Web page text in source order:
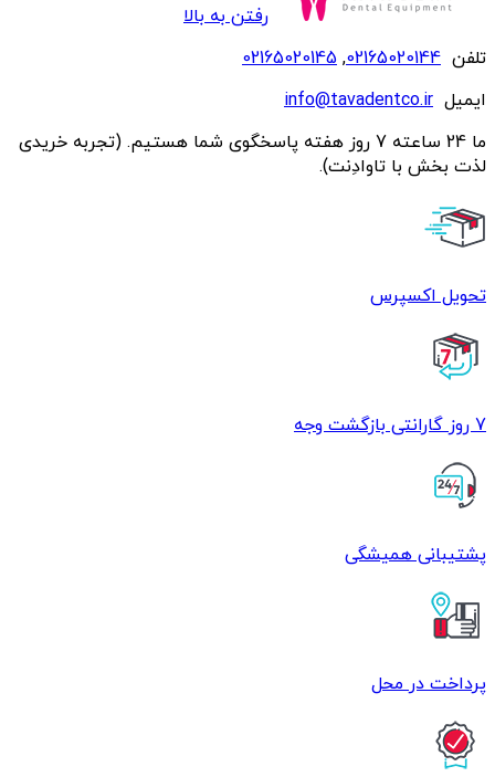
رفتن به بالا
تلفن 02165020144
,
02165020145
ایمیل info@tavadentco.ir
ما 24 ساعته 7 روز هفته پاسخگوی شما هستیم. (تجربه خریدی
لذت بخش با تاوادِنت).
تحویل اکسپرس
7 روز گارانتی بازگشت وجه
پشتیبانی همیشگی
پرداخت در محل